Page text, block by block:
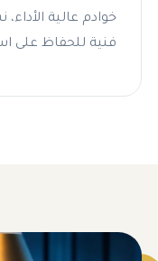
خوادم عالية
فنية للحفاظ على